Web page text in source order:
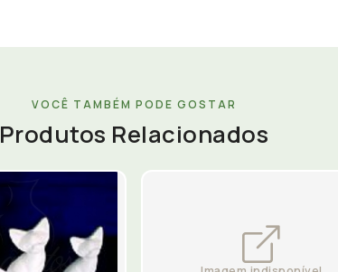
VOCÊ TAMBÉM PODE GOSTAR
Produtos Relacionados